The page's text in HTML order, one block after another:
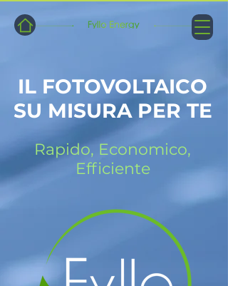
IL FOTOVOLTAICO
SU MISURA PER TE
Rapido, Economico,
Efficiente